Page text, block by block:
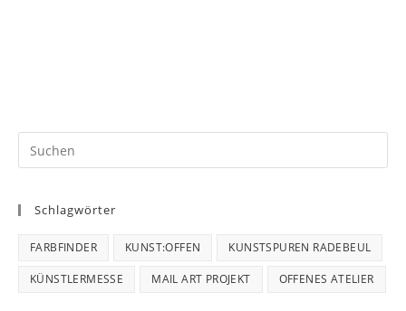
Schlagwörter
FARBFINDER KUNST:OFFEN KUNSTSPUREN RADEBEUL
KÜNSTLERMESSE MAIL ART PROJEKT OFFENES ATELIER